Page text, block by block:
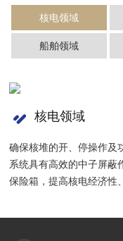
核电领域
船舶领域
核电领域
确保核堆的开、停操作及
系统具有高效的中子屏蔽
保险箱，提高核电经济性